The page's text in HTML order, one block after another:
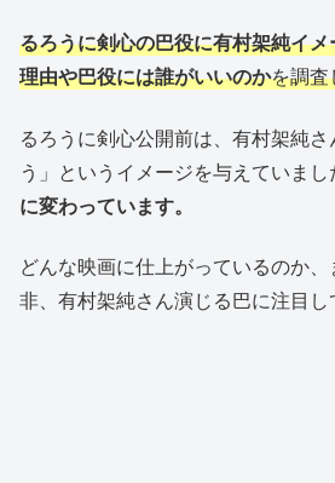
るろうに剣心の巴役に有村架純イ
理由や巴役には誰がいいのかを調査
るろうに剣心公開前は、有村架純
う」というイメージを与えていまし
に変わっています。
どんな映画に仕上がっているのか
非、有村架純さん演じる巴に注目し